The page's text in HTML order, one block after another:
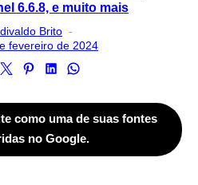
6.6.8, e muito mais
Brito
on
fevereiro de 2024
como uma de suas fontes
no Google.